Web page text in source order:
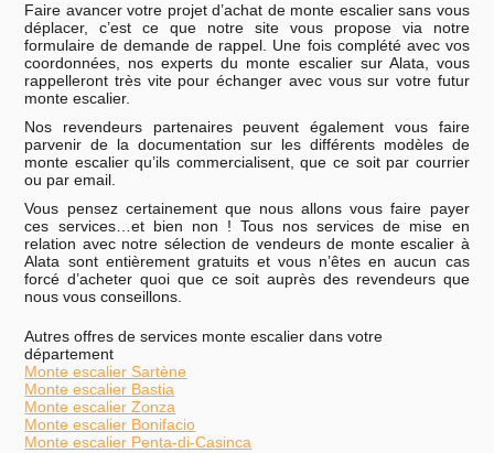
Faire avancer votre projet d’achat de monte escalier sans vous
déplacer, c’est ce que notre site vous propose via notre
formulaire de demande de rappel. Une fois complété avec vos
coordonnées, nos experts du monte escalier sur Alata, vous
rappelleront très vite pour échanger avec vous sur votre futur
monte escalier.
Nos revendeurs partenaires peuvent également vous faire
parvenir de la documentation sur les différents modèles de
monte escalier qu’ils commercialisent, que ce soit par courrier
ou par email.
Vous pensez certainement que nous allons vous faire payer
ces services…et bien non ! Tous nos services de mise en
relation avec notre sélection de vendeurs de monte escalier à
Alata sont entièrement gratuits et vous n’êtes en aucun cas
forcé d’acheter quoi que ce soit auprès des revendeurs que
nous vous conseillons.
Autres offres de services monte escalier dans votre
département
Monte escalier Sartène
Monte escalier Bastia
Monte escalier Zonza
Monte escalier Bonifacio
Monte escalier Penta-di-Casinca